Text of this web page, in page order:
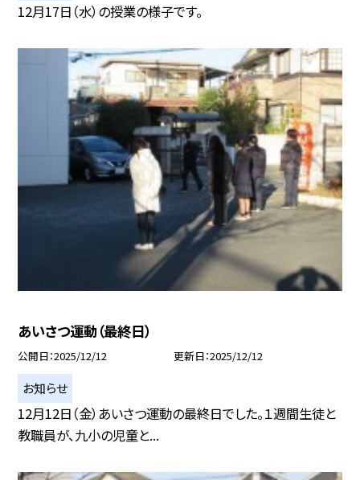
12月17日（水）の授業の様子です。
あいさつ運動（最終日）
公開日 2025/12/12 更新日 2025/12/12
お知らせ
12月12日（金）あいさつ運動の最終日でした。１週間生徒と
教職員が、九小の児童と...